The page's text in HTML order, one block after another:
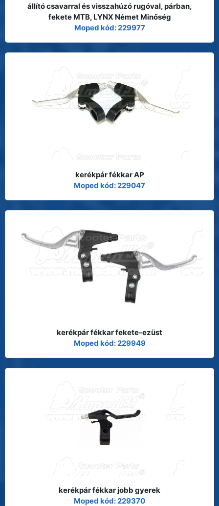
állító csavarral és visszahúzó rugóval, párban,
fekete MTB, LYNX Német Minőség
Moped kód: 229977
kerékpár fékkar AP
Moped kód: 229047
kerékpár fékkar fekete-ezüst
Moped kód: 229949
kerékpár fékkar jobb gyerek
Moped kód: 229370